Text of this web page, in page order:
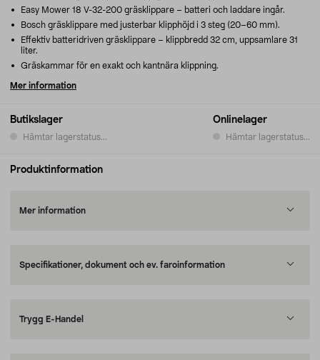
Butikslager
Hämtar lagerstatus...
Onlinelager
Hämtar lagerstatus...
Easy Mower 18 V-32-200 gräsklippare – batteri och laddare ingår.
Bosch gräsklippare med justerbar klipphöjd i 3 steg (20–60 mm).
Effektiv batteridriven gräsklippare – klippbredd 32 cm, uppsamlare 31
liter.
Gräskammar för en exakt och kantnära klippning.
Mer information
Produktinformation
Mer information
Specifikationer, dokument och ev. faroinformation
Trygg E-Handel